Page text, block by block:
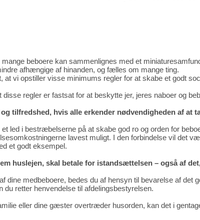
mange beboere kan sammenlignes med et
afhængige af hinanden, og fælles om mange ting.
at vi opstiller visse minimums regler for at skabe et godt
disse regler er fastsat for at beskytte jer, jeres naboer og
tilfredshed, hvis alle erkender nødvendigheden af at
led i bestræbelserne på at skabe god ro og orden for
lavest muligt. I den forbindelse vil det
et godt eksempel.
huslejen, skal betale for istandsættelsen – også af
dine medbeboere, bedes du af hensyn til bevarelse af det
du retter henvendelse til afdelingsbestyrelsen.
eller dine gæster overtræder husorden, kan det i